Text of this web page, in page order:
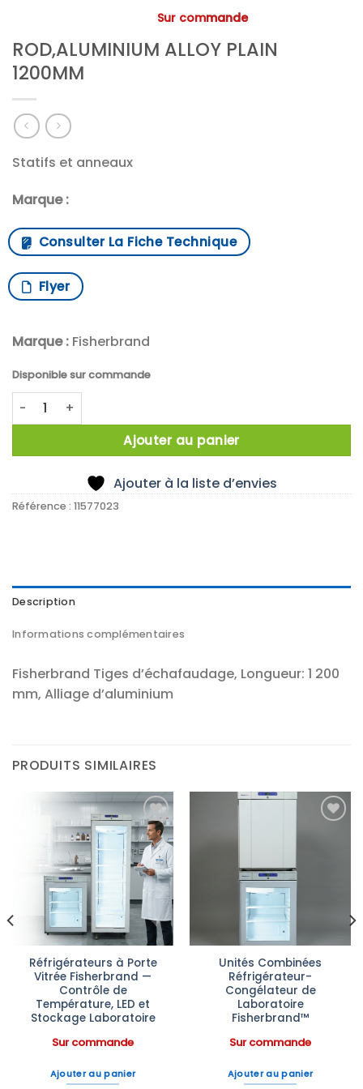
Sur commande
ROD,ALUMINIUM ALLOY PLAIN
1200MM
Statifs et anneaux
Marque :
Consulter La Fiche Technique
Flyer
Marque : Fisherbrand
Disponible sur commande
quantité de ROD,ALUMINIUM ALLOY PLAIN 1200MM
Ajouter au panier
Ajouter à la liste d’envies
Référence : 11577023
Description
Informations complémentaires
Fisherbrand Tiges d’échafaudage, Longueur: 1 200
mm, Alliage d’aluminium
PRODUITS SIMILAIRES
Ajouter
à la liste
d’envies
Réfrigérateurs à Porte
Vitrée Fisherbrand —
Contrôle de
Température, LED et
Stockage Laboratoire
Sur commande
Ajouter au panier
Unités Combinées
Réfrigérateur-
Congélateur de
Laboratoire
Fisherbrand™
Sur commande
Ajouter au panier